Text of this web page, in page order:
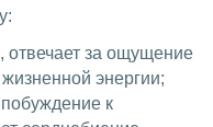
за ощущение
энергии;
к